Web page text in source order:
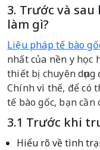
3. Trước và
làm gì?
Liệu pháp tế bào
nhất của nền y học
thiết bị chuyên
Chính vì thế, để có
tế bào gốc, bạn
3.1 Trước khi
Hiểu rõ về tình